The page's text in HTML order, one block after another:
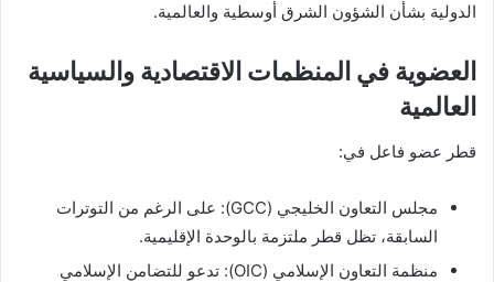
الدولية بشأن الشؤون الشرق أوسطية والعالمية.
العضوية في المنظمات الاقتصادية والسياسية
العالمية
قطر عضو فاعل في:
مجلس التعاون الخليجي (GCC): على الرغم من التوترات
السابقة، تظل قطر ملتزمة بالوحدة الإقليمية.
منظمة التعاون الإسلامي (OIC): تدعو للتضامن الإسلامي